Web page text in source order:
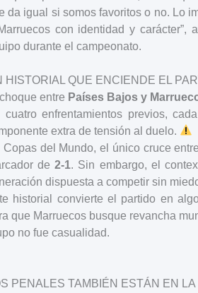
da igual si somos favoritos o no. Lo
con identidad y carácter”,
durante el campeonato.
HISTORIAL QUE ENCIENDE EL
entre Países Bajos y
cuatro enfrentamientos previos,
extra de tensión al duelo.
Copas del Mundo, el único cruce
de2-1. Sin embargo, el
dispuesta a competir sin
historial convierte el partido en
que Marruecos busque revancha
no fue casualidad.
PENALES TAMBIÉN ESTÁN EN LA